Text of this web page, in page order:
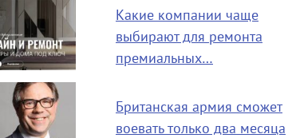
Какие компании чаще
выбирают для ремонта
премиальных…
Британская армия сможет
воевать только два месяца